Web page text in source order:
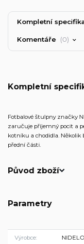
Kompletní
Komentáře 0
Kompletní
Fotbalové štulpny značky
zaručuje příjemný pocit a
kotníku a chodidla.
přední části.
Původ zboží
Parametry
Výrobce NIDELO